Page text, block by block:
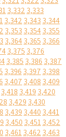
3,332 3,333
3,342 3,343 3,344
3,353 3,3543,355
3,3643,365 3,366
3,375 3,376
3,385 3,386 3,387
3,396 3,397 3,398
3,407 3,408 3,409
3,418 3,419 3,420
3,429 3,430
3,439 3,440 3,441
3,450 3,4513,452
3,4613,462 3,463